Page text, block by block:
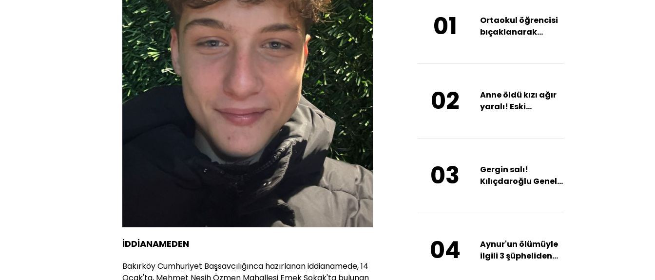
İDDİANAMEDEN
Bakırköy Cumhuriyet Başsavcılığınca hazırlanan iddianamede, 14
Ocak'ta, Mehmet Nesih Özmen Mahallesi Emek Sokak'ta bulunan
01
Ortaokul öğrencisi
bıçaklanarak
02
Anne öldü kızı ağır
yaralı! Eski
03
Gergin salı!
Kılıçdaroğlu Genel
04
Aynur'un ölümüyle
ilgili 3 şüpheliden